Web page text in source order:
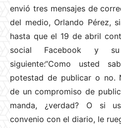
envió tres mensajes de
del medio, Orlando Pérez,
hasta que el 19 de abril
social Facebook y
siguiente:“Como usted
potestad de publicar o no.
de un compromiso de
manda, ¿verdad? O si
convenio con el diario, le